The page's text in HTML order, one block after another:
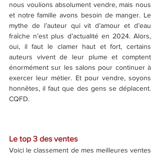
nous voulions absolument vendre, mais nous
et notre famille avons besoin de manger. Le
mythe de l’auteur qui vit d’amour et d’eau
fraîche n’est plus d’actualité en 2024. Alors,
oui, il faut le clamer haut et fort, certains
auteurs vivent de leur plume et comptent
énormément sur les salons pour continuer à
exercer leur métier. Et pour vendre, soyons
honnêtes, il faut que des gens se déplacent.
CQFD.
Le top 3 des ventes
Voici le classement de mes meilleures ventes